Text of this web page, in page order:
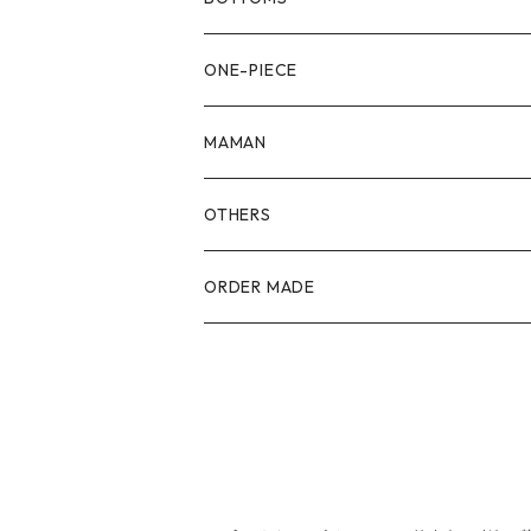
90size
100size
110size
80size
90size
100size
110size
ONE-PIECE
80size
90size
100size
MAMAN
OTHERS
ORDER MADE